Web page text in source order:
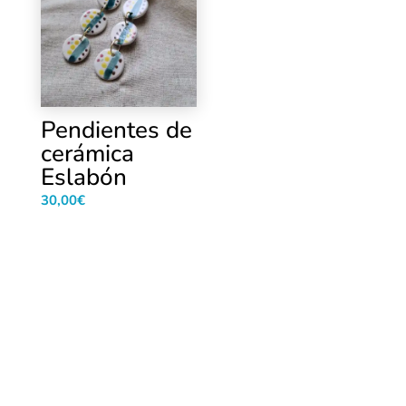
Pendientes de
cerámica
Eslabón
30,00€